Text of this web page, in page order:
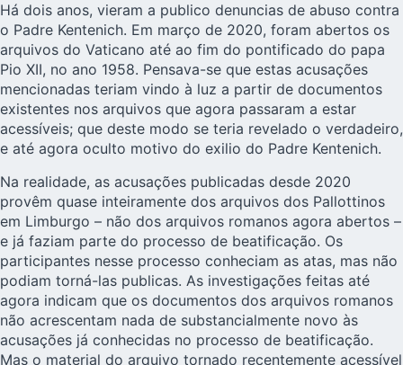
Há dois anos, vieram a publico denuncias de abuso contra
o Padre Kentenich. Em março de 2020, foram abertos os
arquivos do Vaticano até ao fim do pontificado do papa
Pio XII, no ano 1958. Pensava-se que estas acusações
mencionadas teriam vindo à luz a partir de documentos
existentes nos arquivos que agora passaram a estar
acessíveis; que deste modo se teria revelado o verdadeiro,
e até agora oculto motivo do exilio do Padre Kentenich.
Na realidade, as acusações publicadas desde 2020
provêm quase inteiramente dos arquivos dos Pallottinos
em Limburgo – não dos arquivos romanos agora abertos –
e já faziam parte do processo de beatificação. Os
participantes nesse processo conheciam as atas, mas não
podiam torná-las publicas. As investigações feitas até
agora indicam que os documentos dos arquivos romanos
não acrescentam nada de substancialmente novo às
acusações já conhecidas no processo de beatificação.
Mas o material do arquivo tornado recentemente acessível